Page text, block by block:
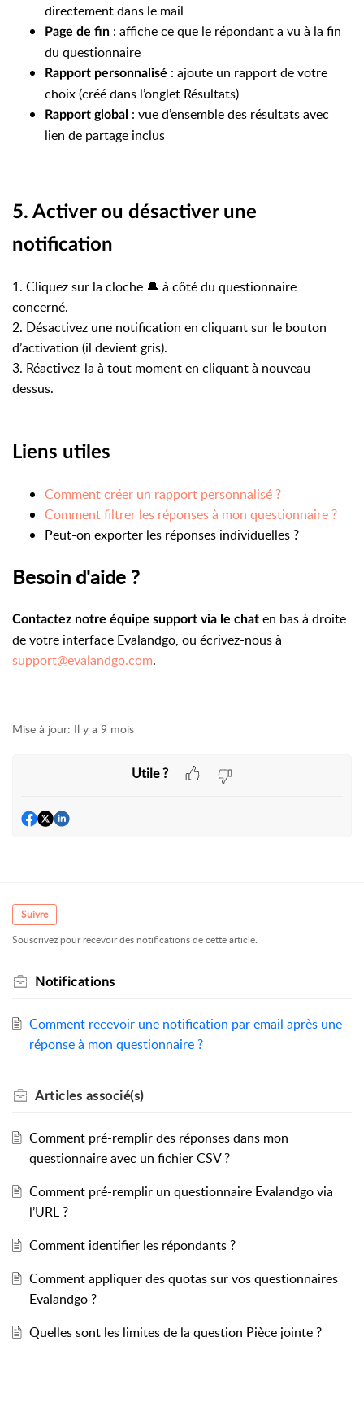
directement dans le mail
Page de fin : affiche ce que le répondant a vu à la fin
du questionnaire
Rapport personnalisé : ajoute un rapport de votre
choix (créé dans l’onglet Résultats)
Rapport global : vue d’ensemble des résultats avec
lien de partage inclus
5. Activer ou désactiver une
notification
1. Cliquez sur la cloche 🔔 à côté du questionnaire
concerné.
2. Désactivez une notification en cliquant sur le bouton
d’activation (il devient gris).
3. Réactivez-la à tout moment en cliquant à nouveau
dessus.
Liens utiles
Comment créer un rapport personnalisé ?
Comment filtrer les réponses à mon questionnaire ?
Peut-on exporter les réponses individuelles ?
Besoin d'aide ?
Contactez notre équipe support via le chat en bas à droite
de votre interface Evalandgo, ou écrivez-nous à
support@evalandgo.com.
Mise à jour: Il y a 9 mois
Utile ?
Suivre
Souscrivez pour recevoir des notifications de cette article.
Notifications
Comment recevoir une notification par email après une
réponse à mon questionnaire ?
Articles associé(s)
Comment pré-remplir des réponses dans mon
questionnaire avec un fichier CSV ?
Comment pré-remplir un questionnaire Evalandgo via
l’URL ?
Comment identifier les répondants ?
Comment appliquer des quotas sur vos questionnaires
Evalandgo ?
Quelles sont les limites de la question Pièce jointe ?